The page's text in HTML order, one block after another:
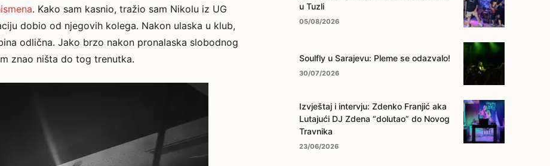
. Kako sam kasnio, tražio sam Nikolu iz UG
dobio od njegovih kolega. Nakon ulaska u klub,
odlična. Jako brzo nakon pronalaska slobodnog
znao ništa do tog trenutka.
u Tuzli
05/08/2026
Soulfly u Sarajevu: Pleme se odazvalo!
30/07/2026
Izvještaj i intervju: Zdenko Franjić aka
Lutajući DJ Zdena “dolutao” do Novog
Travnika
23/06/2026